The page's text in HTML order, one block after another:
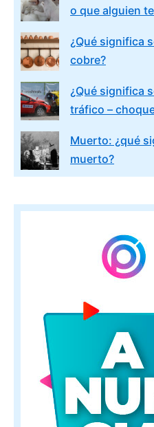
o que alguien
¿Qué significa
cobre?
¿Qué significa
tráfico –
Muerto: ¿qué
muerto?